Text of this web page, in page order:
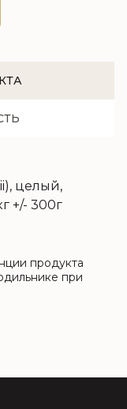
целый,
+/- 300г
продукта
при